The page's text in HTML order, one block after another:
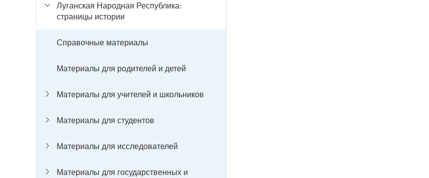
Луганская Народная Республика:
страницы истории
Справочные материалы
Материалы для родителей и детей
Материалы для учителей и школьников
Материалы для студентов
Материалы для исследователей
Материалы для государственных и